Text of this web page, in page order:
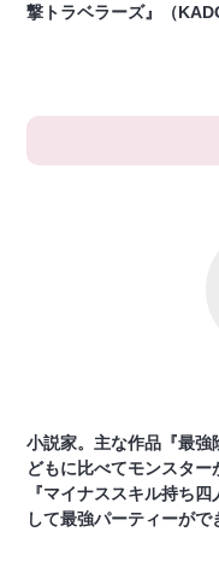
撃トラベラーズ』（
小説家。主な作品『最
どもに比べてモンスタ
『マイナススキル持ち
して最強パーティーがで